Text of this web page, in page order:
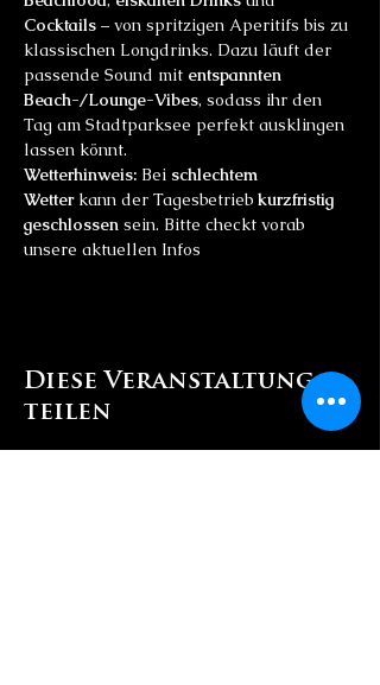
Cocktails – von spritzigen Aperitifs bis zu
klassischen Longdrinks. Dazu läuft der
passende Sound mit entspannten
Beach-/Lounge-Vibes, sodass ihr den
Tag am Stadtparksee perfekt ausklingen
lassen könnt.
Wetterhinweis: Bei schlechtem
Wetter kann der Tagesbetrieb kurzfristig
geschlossen sein. Bitte checkt vorab
unsere aktuellen Infos
Diese Veranstaltung
teilen